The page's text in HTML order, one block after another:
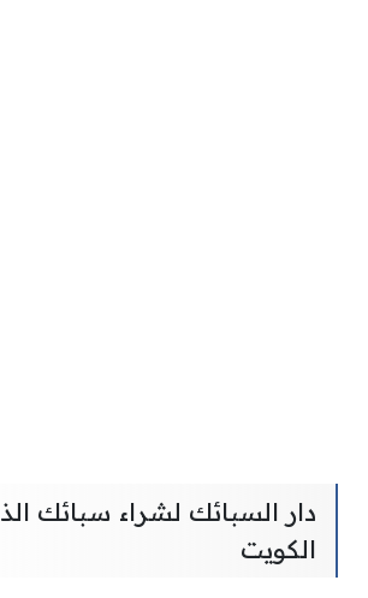
دار السبائك لشراء سبائك
الكويت